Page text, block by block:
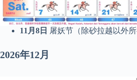
11月8日 屠妖节（除砂拉越以外所
2026年12月